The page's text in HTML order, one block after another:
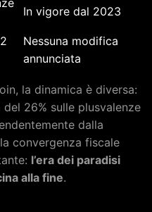
In vigore dal 2023
Nessuna modifica
annunciata
la dinamica è diversa:
del 26% sulle plusvalenze
dalla
convergenza fiscale
l’era dei paradisi
alla fine.